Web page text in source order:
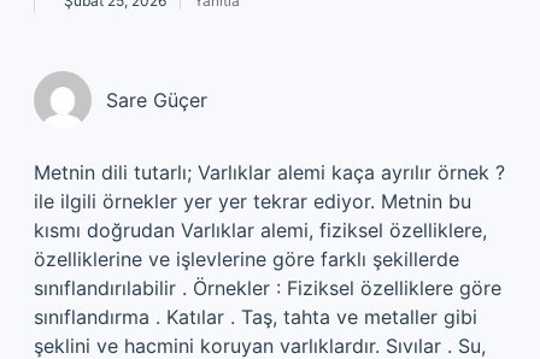
Sare Güçer
Metnin dili tutarlı; Varlıklar alemi kaça ayrılır örnek ?
ile ilgili örnekler yer yer tekrar ediyor. Metnin bu
kısmı doğrudan Varlıklar alemi, fiziksel özelliklere,
özelliklerine ve işlevlerine göre farklı şekillerde
sınıflandırılabilir . Örnekler : Fiziksel özelliklere göre
sınıflandırma . Katılar . Taş, tahta ve metaller gibi
şeklini ve hacmini koruyan varlıklardır. Sıvılar . Su,